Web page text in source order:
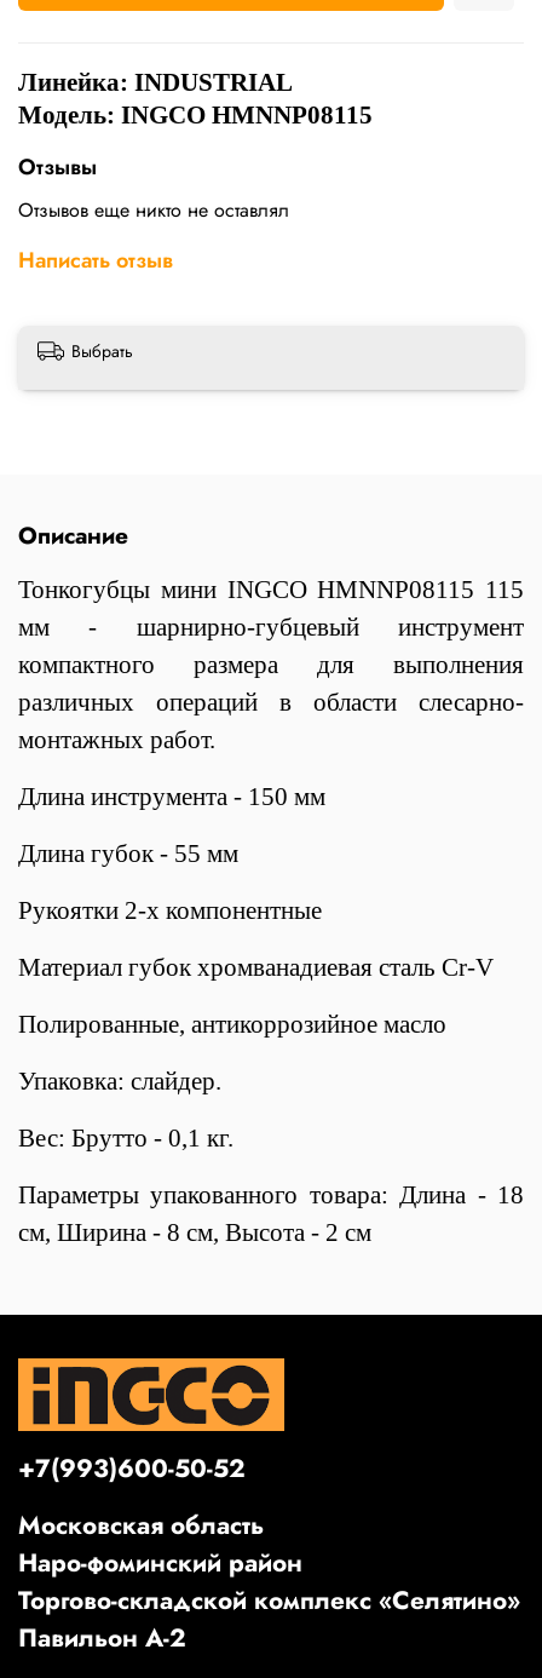
Линейка: INDUSTRIAL
Модель: INGCO HMNNP08115
Отзывы
Отзывов еще никто не оставлял
Написать отзыв
Выбрать
Описание
Тонкогубцы мини INGCO HMNNP08115 115
мм - шарнирно-губцевый инструмент
компактного размера для выполнения
различных операций в области слесарно-
монтажных работ.
Длина инструмента - 150 мм
Длина губок - 55 мм
Рукоятки 2-х компонентные
Материал губок хромванадиевая сталь Cr-V
Полированные, антикоррозийное масло
Упаковка: слайдер.
Вес: Брутто - 0,1 кг.
Параметры упакованного товара: Длина - 18
см, Ширина - 8 см, Высота - 2 см
+7(993)600-50-52
Московская область
Наро-фоминский район
Торгово-складской комплекс «Селятино»
Павильон А-2